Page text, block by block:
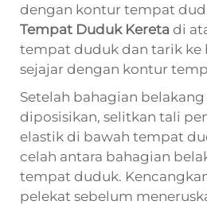
dengan kontur tempat
Tempat Duduk Kereta di
tempat duduk dan tarik ke
sejajar dengan kontur
Setelah bahagian
diposisikan, selitkan tali
elastik di bawah tempat
celah antara bahagian
tempat duduk.
pelekat sebelum